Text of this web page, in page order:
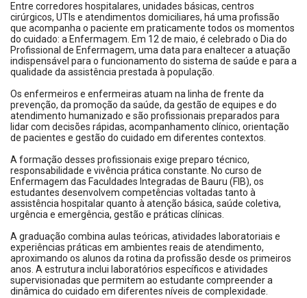
Entre corredores hospitalares, unidades básicas, centros
cirúrgicos, UTIs e atendimentos domiciliares, há uma profissão
que acompanha o paciente em praticamente todos os momentos
do cuidado: a Enfermagem. Em 12 de maio, é celebrado o Dia do
Profissional de Enfermagem, uma data para enaltecer a atuação
indispensável para o funcionamento do sistema de saúde e para a
qualidade da assistência prestada à população.
Os enfermeiros e enfermeiras atuam na linha de frente da
prevenção, da promoção da saúde, da gestão de equipes e do
atendimento humanizado e são profissionais preparados para
lidar com decisões rápidas, acompanhamento clínico, orientação
de pacientes e gestão do cuidado em diferentes contextos.
A formação desses profissionais exige preparo técnico,
responsabilidade e vivência prática constante. No curso de
Enfermagem das Faculdades Integradas de Bauru (FIB), os
estudantes desenvolvem competências voltadas tanto à
assistência hospitalar quanto à atenção básica, saúde coletiva,
urgência e emergência, gestão e práticas clínicas.
A graduação combina aulas teóricas, atividades laboratoriais e
experiências práticas em ambientes reais de atendimento,
aproximando os alunos da rotina da profissão desde os primeiros
anos. A estrutura inclui laboratórios específicos e atividades
supervisionadas que permitem ao estudante compreender a
dinâmica do cuidado em diferentes níveis de complexidade.